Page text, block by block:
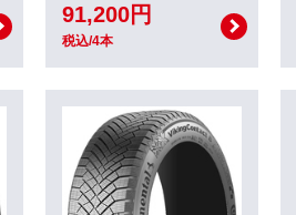
91,200円
税込/4本